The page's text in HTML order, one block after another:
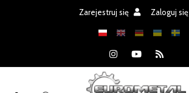
Zarejestruj się Zaloguj się